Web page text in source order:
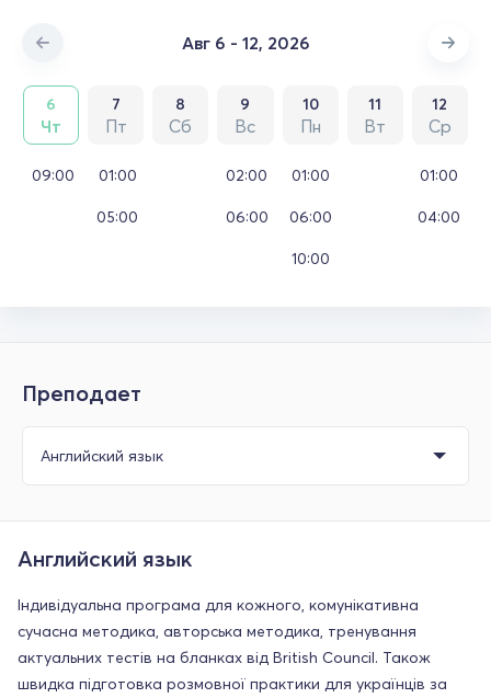
Авг 6 - 12, 2026
6
Чт
7
Пт
8
Сб
9
Вс
10
Пн
11
Вт
12
Ср
09:00 01:00
05:00
02:00
06:00
01:00
06:00
10:00
01:00
04:00
Преподает
Английский язык
Індивідуальна програма для кожного, комунікативна
сучасна методика, авторська методика, тренування
актуальних тестів на бланках від British Council. Також
швидка підготовка розмовної практики для українців за